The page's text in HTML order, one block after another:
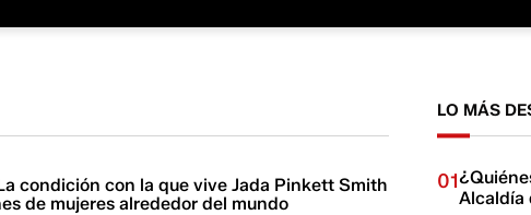
condición con la que vive Jada Pinkett Smith
de mujeres alrededor del mundo
LO MÁS
01
Alcaldía